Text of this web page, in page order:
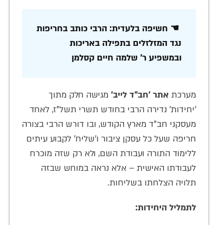
☚ חשיפה בלעדית: הרבי כותב בחריפות
נגד המזלזלים בתפילה באריכות
ובמשפיע ר' שלמה חיים קסלמן
מערכת אתר 'חב"ד לייב' מגישה חלק מתוך
'יחידות' נדירה הרבי בחודש תשרי תשל"ז, לאחד
מעסקני חב"ד מארץ הקודש, ובו דורש הרבי בצורה
חריפה שעל כל עסקן ציבור ו'שליח' לקבוע עיתים
ללימוד התורה ועבודת השם, ולא רק שזה מוכרח
לעבודתו האישית – אלא נראה במוחש שבזה
תלויה הצלחתו בשליחות.
לתמליל היחידות: